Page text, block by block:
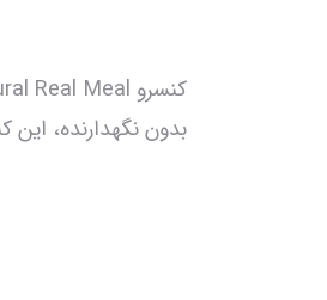
بدون نگهدارنده،